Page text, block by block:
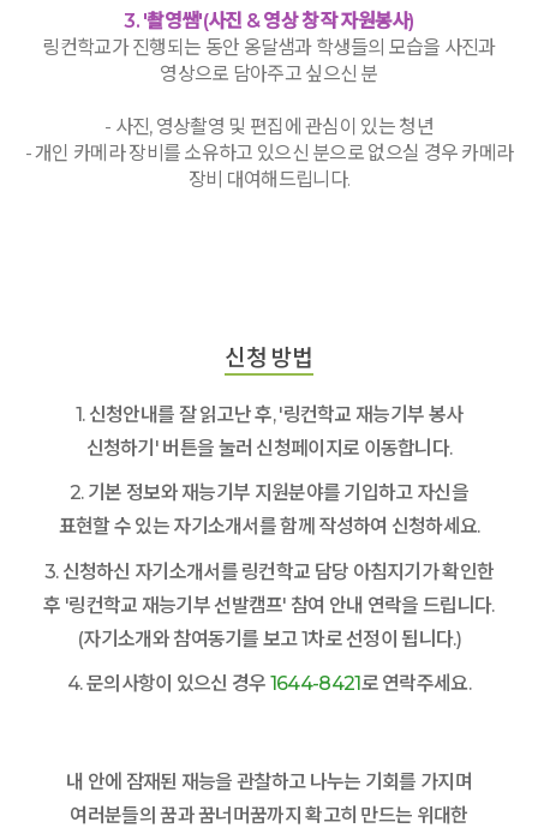
3. '촬영쌤'(사진 & 영상 창작 자원봉사)
링컨학교가 진행되는 동안 옹달샘과 학생들의 모습을 사진과
영상으로 담아주고 싶으신 분
- 사진, 영상촬영 및 편집에 관심이 있는 청년
- 개인 카메라 장비를 소유하고 있으신 분으로 없으실 경우 카메라
장비 대여해드립니다.
신청 방법
1. 신청안내를 잘 읽고난 후, '링컨학교 재능기부 봉사
신청하기' 버튼을 눌러 신청페이지로 이동합니다.
2. 기본 정보와 재능기부 지원분야를 기입하고 자신을
표현할 수 있는 자기소개서를 함께 작성하여 신청하세요.
3. 신청하신 자기소개서를 링컨학교 담당 아침지기가 확인한
후 '링컨학교 재능기부 선발캠프' 참여 안내 연락을 드립니다.
(자기소개와 참여동기를 보고 1차로 선정이 됩니다.)
4. 문의사항이 있으신 경우 1644-8421로 연락주세요.
내 안에 잠재된 재능을 관찰하고 나누는 기회를 가지며
여러분들의 꿈과 꿈너머꿈까지 확고히 만드는 위대한